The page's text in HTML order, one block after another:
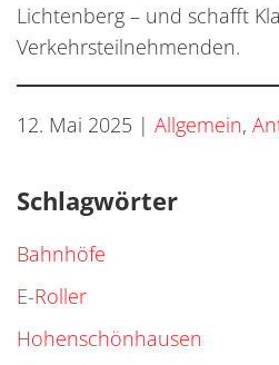
Lichtenberg – und schafft
Verkehrsteilnehmenden.
12. Mai 2025 | Allgemein,
Schlagwörter
Bahnhöfe
E-Roller
Hohenschönhausen